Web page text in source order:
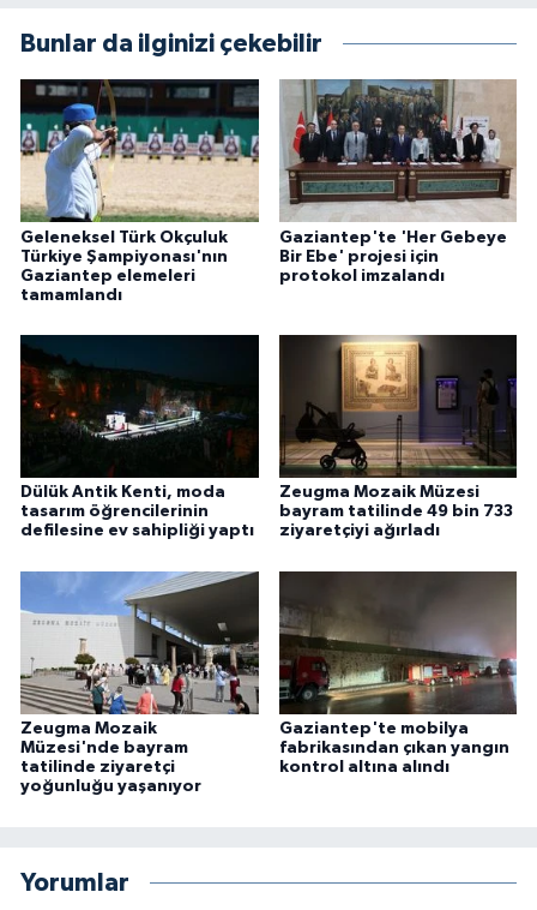
Bunlar da ilginizi çekebilir
Geleneksel Türk Okçuluk
Türkiye Şampiyonası'nın
Gaziantep elemeleri
tamamlandı
Gaziantep'te 'Her Gebeye
Bir Ebe' projesi için
protokol imzalandı
Dülük Antik Kenti, moda
tasarım öğrencilerinin
defilesine ev sahipliği yaptı
Zeugma Mozaik Müzesi
bayram tatilinde 49 bin 733
ziyaretçiyi ağırladı
Zeugma Mozaik
Müzesi'nde bayram
tatilinde ziyaretçi
yoğunluğu yaşanıyor
Gaziantep'te mobilya
fabrikasından çıkan yangın
kontrol altına alındı
Yorumlar